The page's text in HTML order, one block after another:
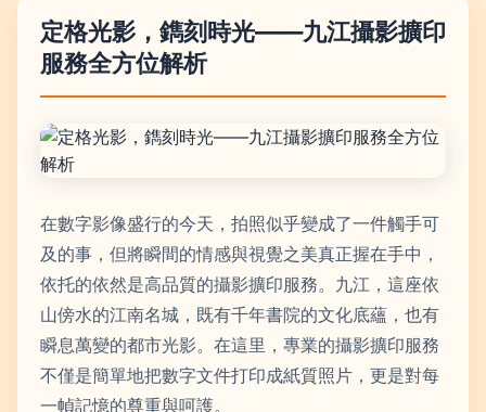
定格光影，鐫刻時光——九江攝影擴印
服務全方位解析
在數字影像盛行的今天，拍照似乎變成了一件觸手可
及的事，但將瞬間的情感與視覺之美真正握在手中，
依托的依然是高品質的攝影擴印服務。九江，這座依
山傍水的江南名城，既有千年書院的文化底蘊，也有
瞬息萬變的都市光影。在這里，專業的攝影擴印服務
不僅是簡單地把數字文件打印成紙質照片，更是對每
一幀記憶的尊重與呵護。